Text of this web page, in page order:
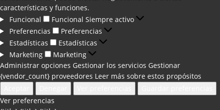
características y funciones.
Funcional
Funcional Siempre activo
Preferencias
Preferencias
Estadísticas
Estadísticas
Marketing
Marketing
Administrar opciones Gestionar los servicios Gestionar
{vendor_count} proveedores Leer más sobre estos propósitos
Ver preferencias